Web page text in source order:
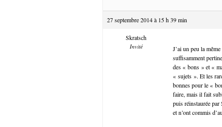
27 septembre 2014 à 15 h 39 min
Skratsch
Invité
J’ai un peu la
suffisamment
des « bons » et «
« sujets ». Et les
bonnes pour le «
faire, mais il fait
puis réinstaurée
et n’ont commis